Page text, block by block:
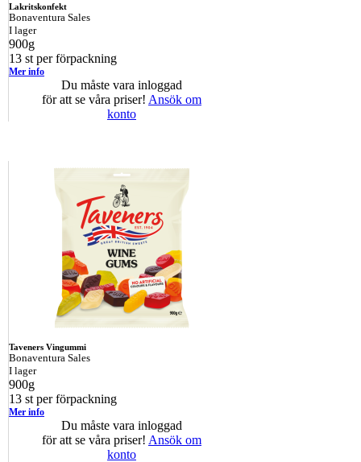
Lakritskonfekt
Bonaventura Sales
I lager
900g
13 st per förpackning
Mer info
Du måste vara inloggad
för att se våra priser! Ansök om
konto
Taveners Vingummi
Bonaventura Sales
I lager
900g
13 st per förpackning
Mer info
Du måste vara inloggad
för att se våra priser! Ansök om
konto